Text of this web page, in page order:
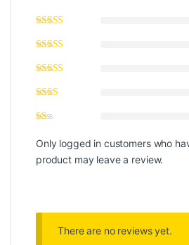
Only logged in customers who
product may leave a review.
There are no reviews yet.